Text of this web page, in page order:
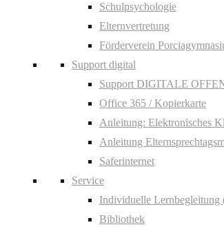
Schulpsychologie
Elternvertretung
Förderverein
Support digital
Support DIGITALE
Office 365 / Kopierkarte
Anleitung: Elektronisches
Anleitung
Saferinternet
Service
Individuelle
Bibliothek